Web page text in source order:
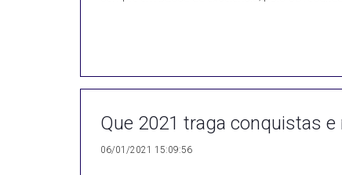
Que 2021 traga conquistas e
06/01/2021 15:09:56